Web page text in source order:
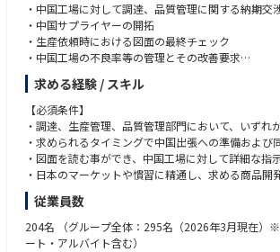
・中国工場に対して調達、品質管理に関する納期交
・中国サプライヤーの開拓
・生産依頼時における図面の最終チェック
・中国工場の不良率等の管理とその改善要求
・在庫管理
・日本人スタッフの中国工場や展示会等のアテンダ
・調達、生産管理、品質管理、デリバリー業務
・中国製品規格から日本規格(JIS等)の認証取得業務
・中国語の文章を日本国内向けへの翻訳、新規製
求める経験 / スキル
【必須条件】
・調達、生産管理、品質管理部門において、いずれ
・求められるタイミングで中国出張への準備および
・図面を読む事ができ、中国工場に対して詳細な指
・日本のマーケットや慣習に精通し、求める商品開
・日本語検定Ｎ1相当で日本人スタッフと意思疎通が
・中国語ネイティブレベルであること
・日本企業の就業経験5年以上
従業員数
204名
（グループ全体：295名（2026年3月現在）
ート・アルバイト含む）